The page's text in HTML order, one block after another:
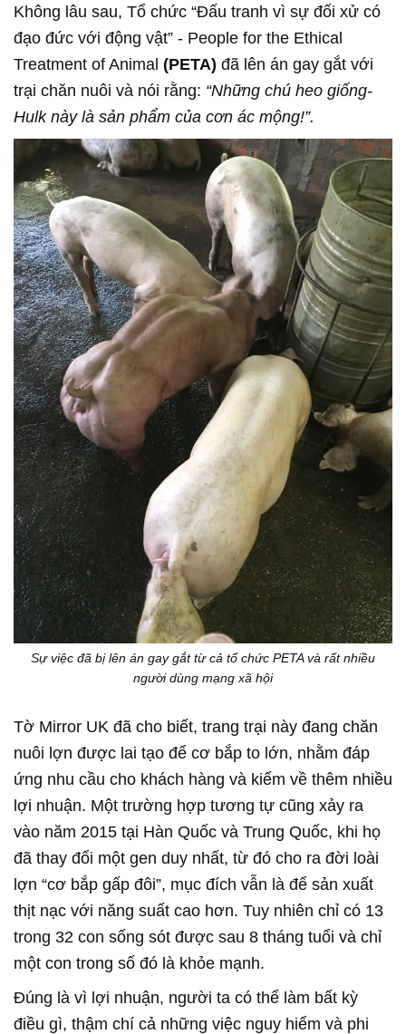
Không lâu sau, Tổ chức “Đấu tranh vì sự đối xử có
đạo đức với động vật” - People for the Ethical
Treatment of Animal (PETA) đã lên án gay gắt với
trại chăn nuôi và nói rằng: “Những chú heo giống-
Hulk này là sản phẩm của cơn ác mộng!”.
Sự việc đã bị lên án gay gắt từ cả tổ chức PETA và rất nhiều
người dùng mạng xã hội
Tờ Mirror UK đã cho biết, trang trại này đang chăn
nuôi lợn được lai tạo để cơ bắp to lớn, nhằm đáp
ứng nhu cầu cho khách hàng và kiếm về thêm nhiều
lợi nhuận. Một trường hợp tương tự cũng xảy ra
vào năm 2015 tại Hàn Quốc và Trung Quốc, khi họ
đã thay đổi một gen duy nhất, từ đó cho ra đời loài
lợn “cơ bắp gấp đôi”, mục đích vẫn là để sản xuất
thịt nạc với năng suất cao hơn. Tuy nhiên chỉ có 13
trong 32 con sống sót được sau 8 tháng tuổi và chỉ
một con trong số đó là khỏe mạnh.
Đúng là vì lợi nhuận, người ta có thể làm bất kỳ
điều gì, thậm chí cả những việc nguy hiểm và phi